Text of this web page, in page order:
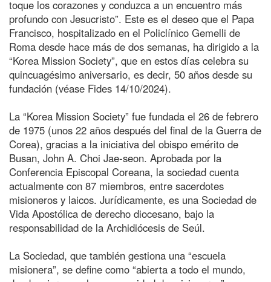
toque los corazones y conduzca a un encuentro más
profundo con Jesucristo”. Este es el deseo que el Papa
Francisco, hospitalizado en el Policlínico Gemelli de
Roma desde hace más de dos semanas, ha dirigido a la
“Korea Mission Society”, que en estos días celebra su
quincuagésimo aniversario, es decir, 50 años desde su
fundación (véase Fides 14/10/2024).
La “Korea Mission Society” fue fundada el 26 de febrero
de 1975 (unos 22 años después del final de la Guerra de
Corea), gracias a la iniciativa del obispo emérito de
Busan, John A. Choi Jae-seon. Aprobada por la
Conferencia Episcopal Coreana, la sociedad cuenta
actualmente con 87 miembros, entre sacerdotes
misioneros y laicos. Jurídicamente, es una Sociedad de
Vida Apostólica de derecho diocesano, bajo la
responsabilidad de la Archidiócesis de Seúl.
La Sociedad, que también gestiona una “escuela
misionera”, se define como “abierta a todo el mundo,